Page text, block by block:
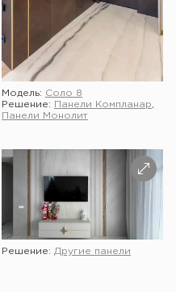
Модель: Соло 8
Решение:
Панели Компланар
Панели Монолит
Решение: Другие панели